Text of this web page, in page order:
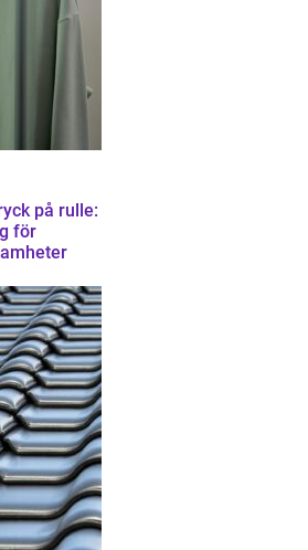
på rulle:
för